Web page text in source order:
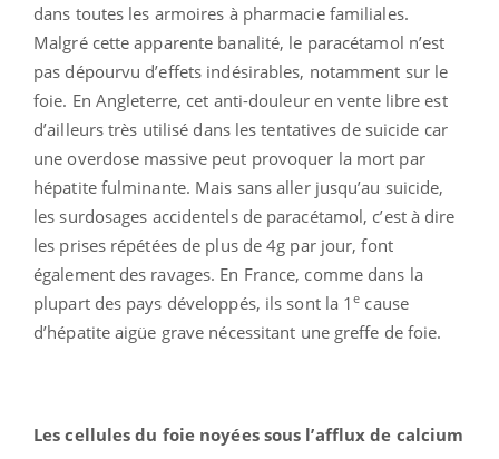
dans toutes les armoires à pharmacie familiales.
Malgré cette apparente banalité, le paracétamol n’est
pas dépourvu d’effets indésirables, notamment sur le
foie. En Angleterre, cet anti-douleur en vente libre est
d’ailleurs très utilisé dans les tentatives de suicide car
une overdose massive peut provoquer la mort par
hépatite fulminante. Mais sans aller jusqu’au suicide,
les surdosages accidentels de paracétamol, c’est à dire
les prises répétées de plus de 4g par jour, font
également des ravages. En France, comme dans la
plupart des pays développés, ils sont la 1e cause
d’hépatite aigüe grave nécessitant une greffe de foie.
Les cellules du foie noyées sous l’afflux de calcium